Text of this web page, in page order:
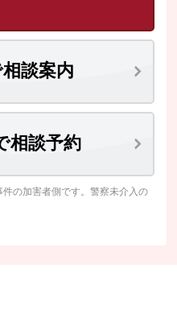
談案内
相談予約
の加害者側です。警察未介入の